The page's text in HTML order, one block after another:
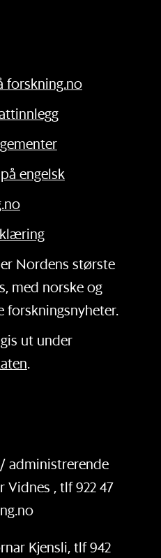
forskning.no
engelsk
Nordens største
med norske og
forskningsnyheter.
ut under
.
administrerende
, tlf 922 47
Kjensli, tlf 942